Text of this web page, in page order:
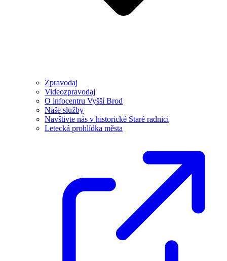
Zpravodaj
Videozpravodaj
O infocentru Vyšší Brod
Naše služby
Navštivte nás v historické Staré radnici
Letecká prohlídka města